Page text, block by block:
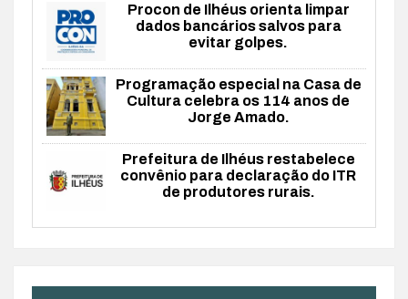
Procon de Ilhéus orienta limpar
dados bancários salvos para
evitar golpes.
Programação especial na Casa de
Cultura celebra os 114 anos de
Jorge Amado.
Prefeitura de Ilhéus restabelece
convênio para declaração do ITR
de produtores rurais.